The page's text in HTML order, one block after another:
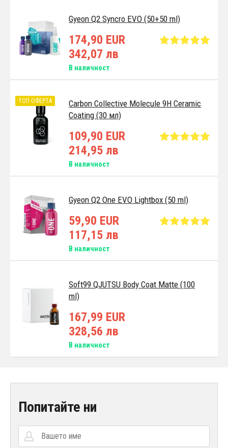
Gyeon Q2 Syncro EVO (50+50 ml)
174,90 EUR
342,07 лв
В наличност
Carbon Collective Molecule 9H Ceramic
Coating (30 мл)
ТОП ОФЕРТА
109,90 EUR
214,95 лв
В наличност
Gyeon Q2 One EVO Lightbox (50 ml)
59,90 EUR
117,15 лв
В наличност
Soft99 QJUTSU Body Coat Matte (100
ml)
167,99 EUR
328,56 лв
В наличност
Попитайте ни